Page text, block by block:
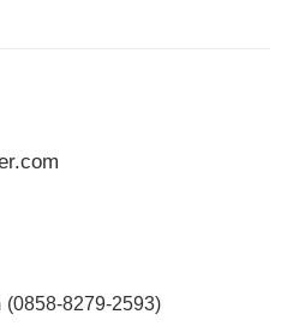
8279-2593)